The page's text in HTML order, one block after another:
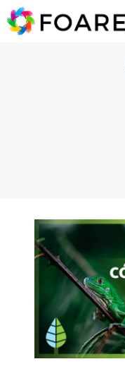
Saltar
al